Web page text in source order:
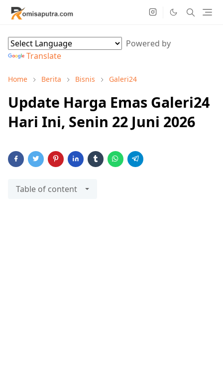
Powered by
Translate
Home Berita Bisnis Galeri24
Update Harga Emas Galeri24
Hari Ini, Senin 22 Juni 2026
Table of content